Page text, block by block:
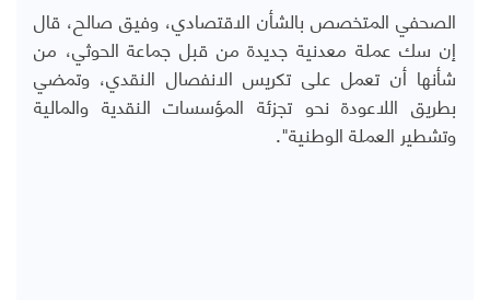
الصحفي المتخصص بالشأن الاقتصادي، وفيق صالح، قال
إن سك عملة معدنية جديدة من قبل جماعة الحوثي، من
شأنها أن تعمل على تكريس الانفصال النقدي، وتمضي
بطريق اللاعودة نحو تجزئة المؤسسات النقدية والمالية
وتشطير العملة الوطنية".